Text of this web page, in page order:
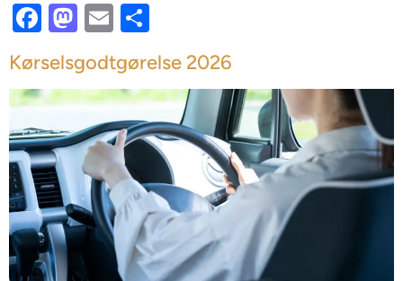
Facebook
Mastodon
Email
Kørselsgodtgørelse 2026